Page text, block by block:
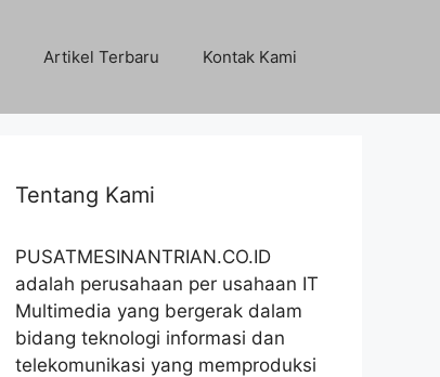
Artikel Terbaru Kontak Kami
Tentang Kami
PUSATMESINANTRIAN.CO.ID
adalah perusahaan per usahaan IT
Multimedia yang bergerak dalam
bidang teknologi informasi dan
telekomunikasi yang memproduksi